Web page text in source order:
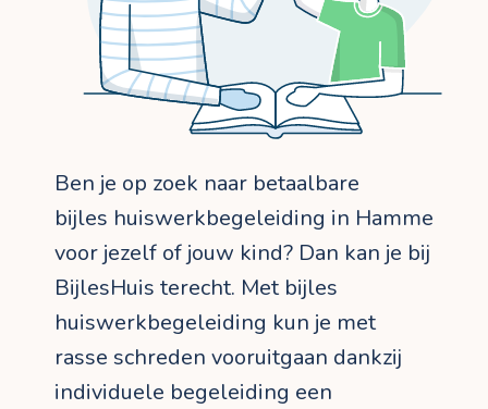
Ben je op zoek naar betaalbare
bijles huiswerkbegeleiding in Hamme
voor jezelf of jouw kind? Dan kan je bij
BijlesHuis terecht. Met bijles
huiswerkbegeleiding kun je met
rasse schreden vooruitgaan dankzij
individuele begeleiding een